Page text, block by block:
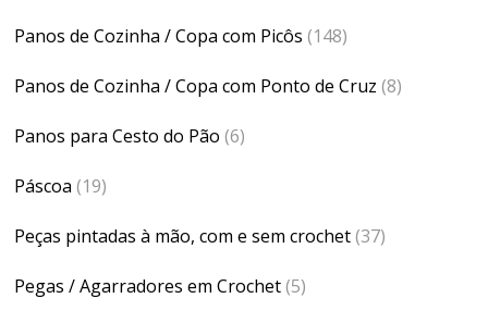
Panos de Cozinha / Copa com Picôs (148)
Panos de Cozinha / Copa com Ponto de Cruz (8)
Panos para Cesto do Pão (6)
Páscoa (19)
Peças pintadas à mão, com e sem crochet(37)
Pegas / Agarradores em Crochet(5)